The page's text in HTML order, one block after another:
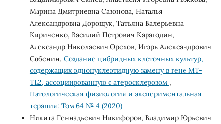
Марина Дмитриевна Сазонова, Наталья
Александровна Дорощук, Татьяна Валерьевна
Кириченко, Василий Петрович Карагодин,
Александр Николаевич Орехов, Игорь Александрович
Собенин, Создание цибридных клеточных культур,
содержащих однонуклеотидную замену в гене MT-
TL2, ассоциированную с атеросклерозом ,
Патологическая физиология и экспериментальная
терапия: Том 64 № 4 (2020)
Никита Геннадьевич Никифоров, Владимир Юрьевич